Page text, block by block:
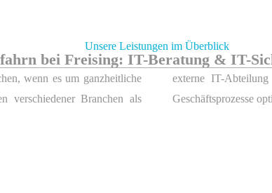
Unsere Leistungen im Überblick
bei Freising: IT-Beratung & IT-
wenn es um ganzheitliche
verschiedener Branchen als
Lösungen, die Ihre
Geschäftsprozesse